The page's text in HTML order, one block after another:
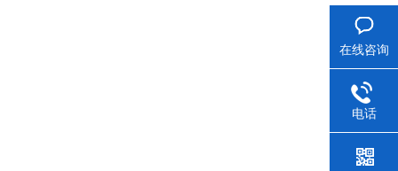
在线咨询
电话